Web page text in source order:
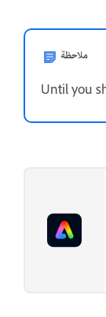
ملاحظة
Until you